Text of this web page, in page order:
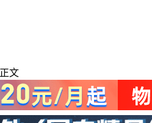
正文